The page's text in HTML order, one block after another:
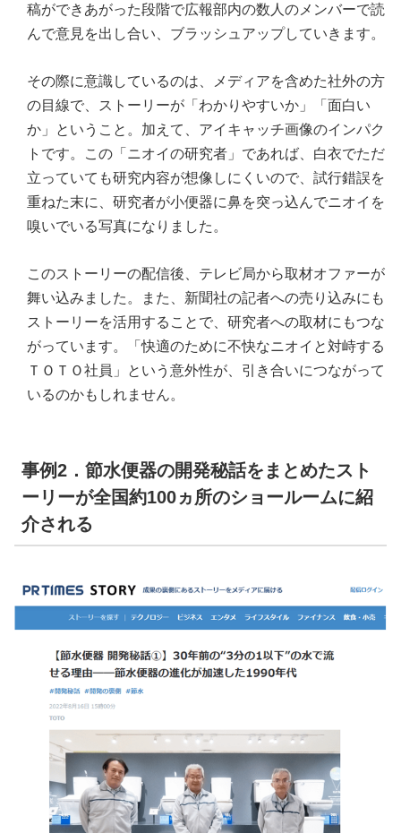
稿ができあがった段階で広報部内の数人のメンバーで読
んで意見を出し合い、ブラッシュアップしていきます。
その際に意識しているのは、メディアを含めた社外の方
の目線で、ストーリーが「わかりやすいか」「面白い
か」ということ。加えて、アイキャッチ画像のインパク
トです。この「ニオイの研究者」であれば、白衣でただ
立っていても研究内容が想像しにくいので、試行錯誤を
重ねた末に、研究者が小便器に鼻を突っ込んでニオイを
嗅いでいる写真になりました。
このストーリーの配信後、テレビ局から取材オファーが
舞い込みました。また、新聞社の記者への売り込みにも
ストーリーを活用することで、研究者への取材にもつな
がっています。「快適のために不快なニオイと対峙する
ＴＯＴＯ社員」という意外性が、引き合いにつながって
いるのかもしれません。
事例2．節水便器の開発秘話をまとめたスト
ーリーが全国約100ヵ所のショールームに紹
介される